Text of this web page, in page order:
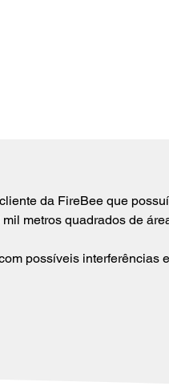
da FireBee que
metros quadrados de
possíveis